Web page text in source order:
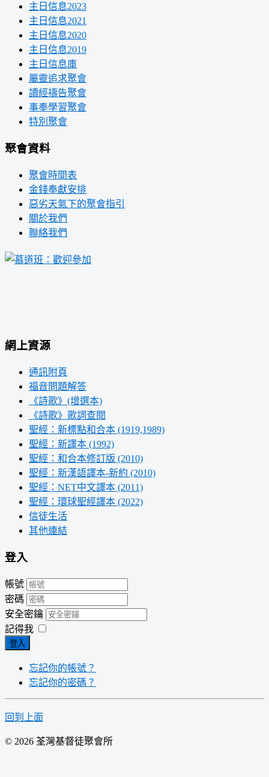
主日信息2023
主日信息2021
主日信息2020
主日信息2019
主日信息庫
屬靈追求聚會
讀經禱告聚會
事奉學習聚會
特別聚會
聚會資料
聚會時間表
金錢奉獻安排
惡劣天氣下的聚會指引
關於我們
聯絡我們
網上資源
通訊附頁
福音問題解答
《詩歌》(增選本)
《詩歌》歌詞查閱
聖經：新標點和合本 (1919,1989)
聖經：新譯本 (1992)
聖經：和合本修訂版 (2010)
聖經：新漢語譯本-新約 (2010)
聖經：NET中文譯本 (2011)
聖經：環球聖經譯本 (2022)
信徒生活
其他連結
登入
帳號
密碼
安全密鑰
記得我
登入
忘記你的帳號？
忘記你的密碼？
回到上面
© 2026 荃灣基督徒聚會所